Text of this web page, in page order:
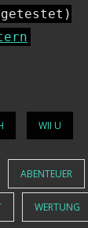
WII U
ABENTEUER
WERTUNG